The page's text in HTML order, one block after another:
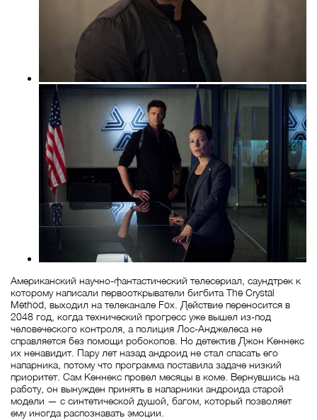
Американский научно-фантастический телесериал, саундтрек к
которому написали первооткрыватели бигбита The Crystal
Method, выходил на телеканале Fox. Действие переносится в
2048 год, когда технический прогресс уже вышел из-под
человеческого контроля, а полиция Лос-Анджелеса не
справляется без помощи робокопов. Но детектив Джон Кеннекс
их ненавидит. Пару лет назад андроид не стал спасать его
напарника, потому что программа поставила задаче низкий
приоритет. Сам Кеннекс провел месяцы в коме. Вернувшись на
работу, он вынужден принять в напарники андроида старой
модели — с синтетической душой, багом, который позволяет
ему иногда распознавать эмоции.